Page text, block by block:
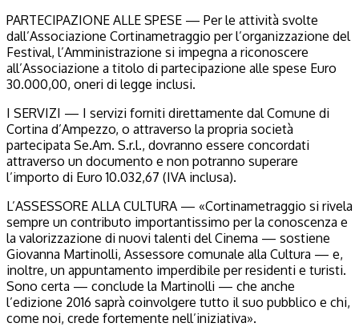
PARTECIPAZIONE ALLE SPESE — Per le attività svolte
dall’Associazione Cortinametraggio per l’organizzazione del
Festival, l’Amministrazione si impegna a riconoscere
all’Associazione a titolo di partecipazione alle spese Euro
30.000,00, oneri di legge inclusi.
I SERVIZI — I servizi forniti direttamente dal Comune di
Cortina d’Ampezzo, o attraverso la propria società
partecipata Se.Am. S.r.l., dovranno essere concordati
attraverso un documento e non potranno superare
l’importo di Euro 10.032,67 (IVA inclusa).
L’ASSESSORE ALLA CULTURA — «Cortinametraggio si rivela
sempre un contributo importantissimo per la conoscenza e
la valorizzazione di nuovi talenti del Cinema — sostiene
Giovanna Martinolli, Assessore comunale alla Cultura — e,
inoltre, un appuntamento imperdibile per residenti e turisti.
Sono certa — conclude la Martinolli — che anche
l’edizione 2016 saprà coinvolgere tutto il suo pubblico e chi,
come noi, crede fortemente nell’iniziativa».